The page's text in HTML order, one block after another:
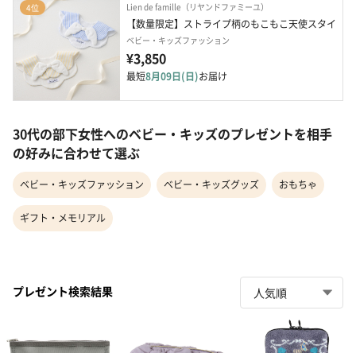
4位 Lien de famille（リヤンドファミーユ）
【数量限定】ストライプ柄のもこもこ天使スタイ
ベビー・キッズファッション
¥3,850
最短8月09日(日)お届け
30代の部下女性へのベビー・キッズのプレゼントを相手
の好みに合わせて選ぶ
ベビー・キッズファッション ベビー・キッズグッズ おもちゃ
ギフト・メモリアル
プレゼント検索結果